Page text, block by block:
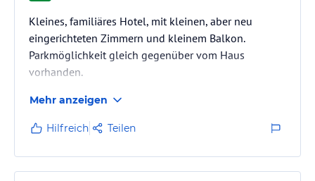
Kleines, familiäres Hotel, mit kleinen, aber neu
eingerichteten Zimmern und kleinem Balkon.
Parkmöglichkeit gleich gegenüber vom Haus
vorhanden.
Guter Ausgangspunkt für zahlreiche Ausflüge und
Unternehmungen. Sehr schön und absolut
empfehlenswert ist die Radtour am Wolfgangsee
entlang.(schöner Tagesausflug)
Mehr anzeigen
Hilfreich Teilen